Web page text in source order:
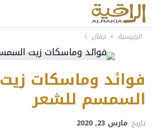
الرئيسية جمال
فوائد وماسكات زيت
السمسم للشعر
تاريخ مارس 23, 2020